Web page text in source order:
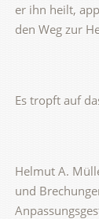
er ihn heilt,
den Weg zur
Es tropft auf
Helmut A.
und